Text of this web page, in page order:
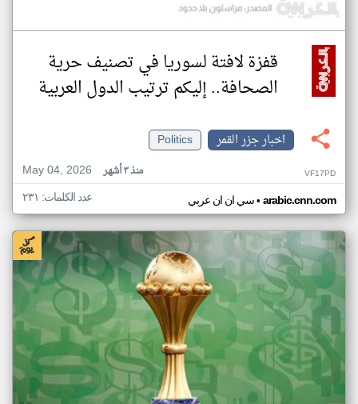
قفزة لافتة لسوريا في تصنيف حرية
الصحافة.. إليكم ترتيب الدول العربية
اخبار جزر القمر
Politics
May 04, 2026
منذ ٣ أشهر VF17PD
سي ان ان عربي• arabic.cnn.com عدد الكلمات: ٢٣١